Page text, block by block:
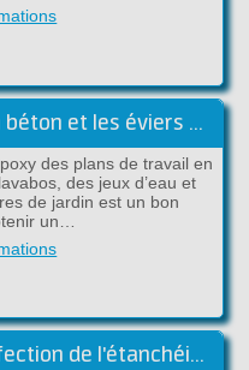
Finir les plans de travail en béton et les éviers avec de l'époxy
des plans de travail en
des jeux d’eau et
de jardin est un bon
un…
Bain nordique en bois - Réfection de l'étanchéité avec du polyester ou de l'époxy